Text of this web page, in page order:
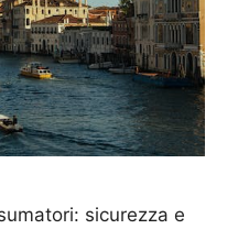
sicurezza e